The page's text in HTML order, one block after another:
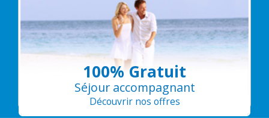
100% Gratuit
Séjour accompagnant
Découvrir nos offres